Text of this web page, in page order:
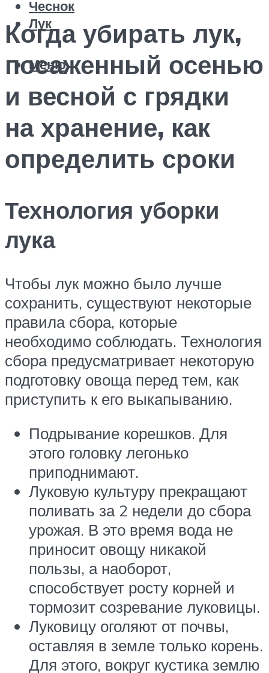
Чеснок
Лук
Меню
Когда убирать лук,
посаженный осенью
и весной с грядки
на хранение, как
определить сроки
Технология уборки
лука
Чтобы лук можно было лучше
сохранить, существуют некоторые
правила сбора, которые
необходимо соблюдать. Технология
сбора предусматривает некоторую
подготовку овоща перед тем, как
приступить к его выкапыванию.
Подрывание корешков. Для
этого головку легонько
приподнимают.
Луковую культуру прекращают
поливать за 2 недели до сбора
урожая. В это время вода не
приносит овощу никакой
пользы, а наоборот,
способствует росту корней и
тормозит созревание луковицы.
Луковицу оголяют от почвы,
оставляя в земле только корень.
Для этого, вокруг кустика землю